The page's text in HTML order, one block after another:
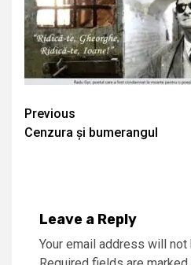
Continue
Reading
Previous
Cenzura și bumerangul
Leave a Reply
Your email address will not